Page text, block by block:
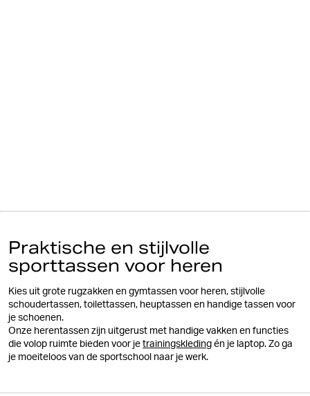
Praktische en stijlvolle
sporttassen voor heren
Kies uit grote rugzakken en gymtassen voor heren, stijlvolle
schoudertassen, toilettassen, heuptassen en handige tassen voor
je schoenen.
Onze herentassen zijn uitgerust met handige vakken en functies
die volop ruimte bieden voor je trainingskleding én je laptop. Zo ga
je moeiteloos van de sportschool naar je werk.